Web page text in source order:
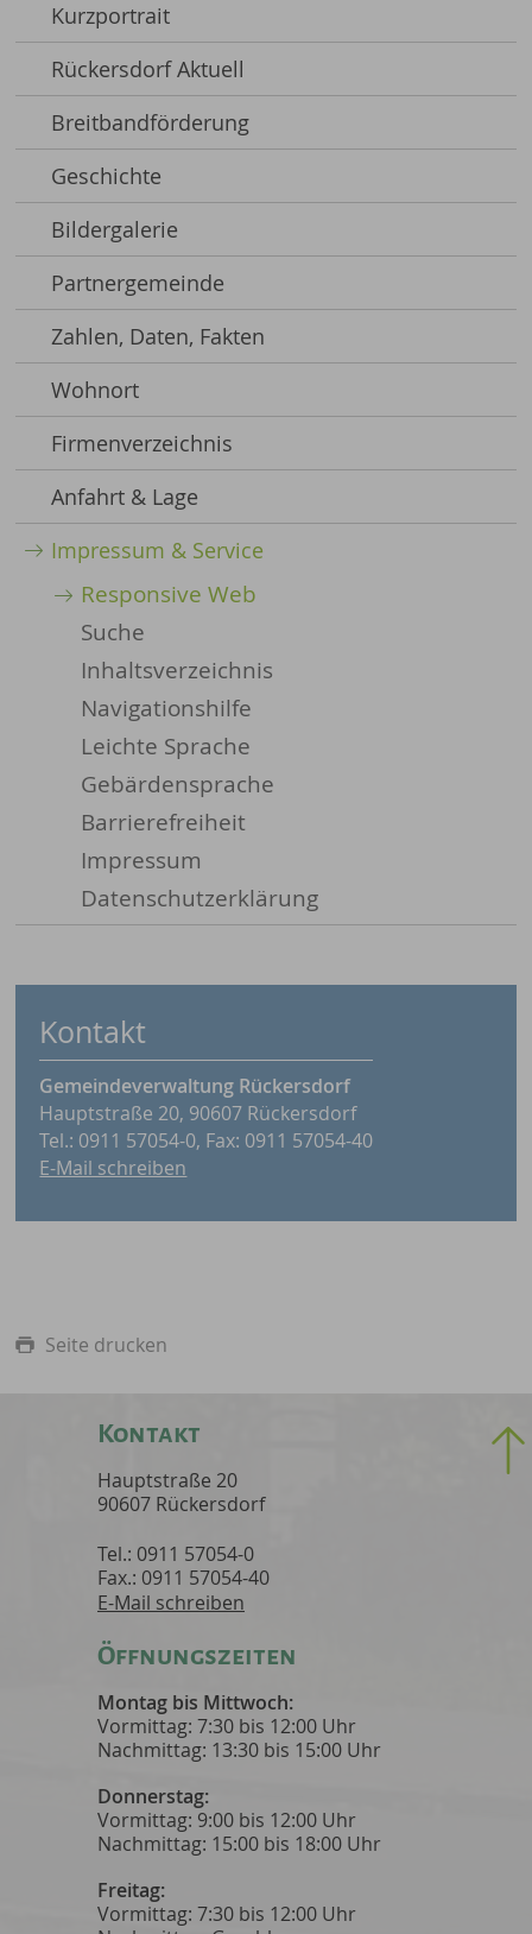
Kurzportrait
Rückersdorf Aktuell
Breitbandförderung
Geschichte
Bildergalerie
Partnergemeinde
Zahlen, Daten, Fakten
Wohnort
Firmenverzeichnis
Anfahrt & Lage
Impressum & Service
Responsive Web
Suche
Inhaltsverzeichnis
Navigationshilfe
Leichte Sprache
Gebärdensprache
Barrierefreiheit
Impressum
Datenschutzerklärung
Kontakt
Gemeindeverwaltung Rückersdorf
Hauptstraße 20, 90607 Rückersdorf
Tel.: 0911 57054-0, Fax: 0911 57054-40
E-Mail schreiben
Seite drucken
Kontakt
Hauptstraße 20
90607 Rückersdorf
Tel.: 0911 57054-0
Fax.: 0911 57054-40
E-Mail schreiben
Öffnungszeiten
Montag bis Mittwoch:
Vormittag: 7:30 bis 12:00 Uhr
Nachmittag: 13:30 bis 15:00 Uhr
Donnerstag:
Vormittag: 9:00 bis 12:00 Uhr
Nachmittag: 15:00 bis 18:00 Uhr
Freitag:
Vormittag: 7:30 bis 12:00 Uhr